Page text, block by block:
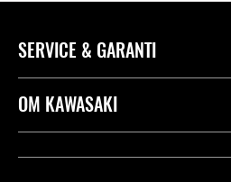
SERVICE & GARANTI
Kontakta oss
OM KAWASAKI
Företag